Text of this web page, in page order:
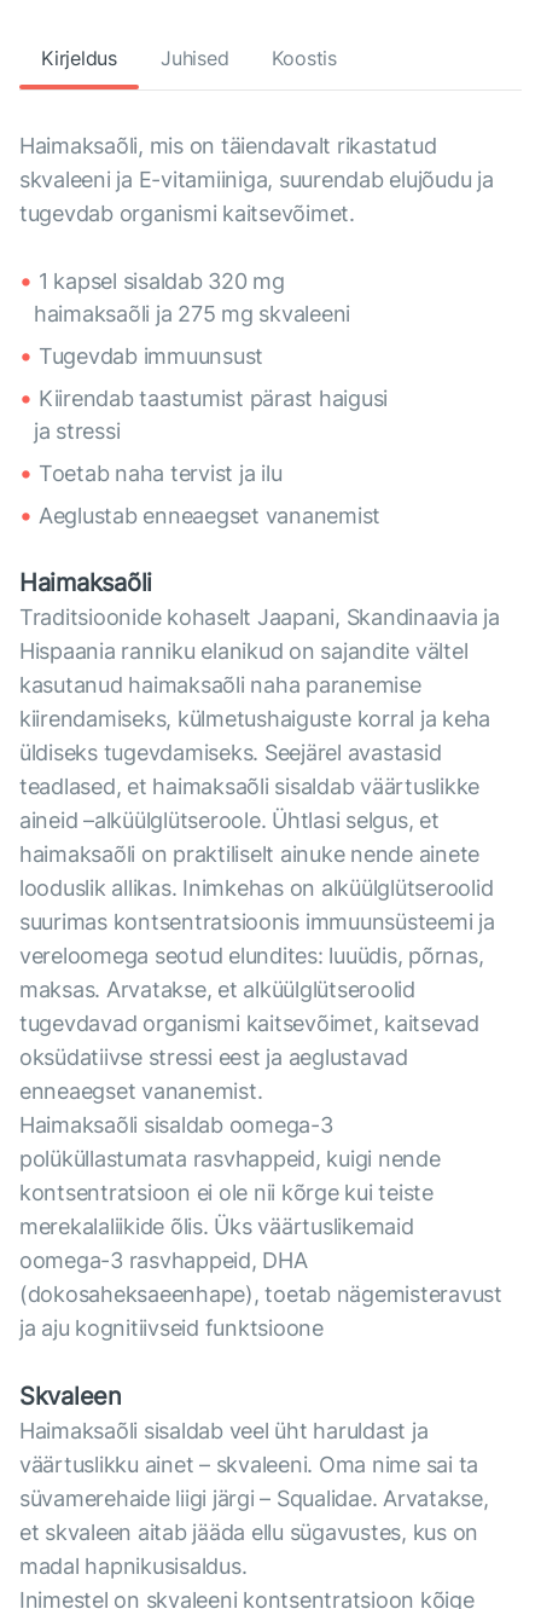
Kirjeldus Juhised Koostis
Haimaksaõli, mis on täiendavalt rikastatud
skvaleeni ja E-vitamiiniga, suurendab elujõudu ja
tugevdab organismi kaitsevõimet.
1 kapsel sisaldab 320 mg
haimaksaõli ja 275 mg skvaleeni
Tugevdab immuunsust
Kiirendab taastumist pärast haigusi
ja stressi
Toetab naha tervist ja ilu
Aeglustab enneaegset vananemist
Haimaksaõli
Traditsioonide kohaselt Jaapani, Skandinaavia ja
Hispaania ranniku elanikud on sajandite vältel
kasutanud haimaksaõli naha paranemise
kiirendamiseks, külmetushaiguste korral ja keha
üldiseks tugevdamiseks. Seejärel avastasid
teadlased, et haimaksaõli sisaldab väärtuslikke
aineid –alküülglütseroole. Ühtlasi selgus, et
haimaksaõli on praktiliselt ainuke nende ainete
looduslik allikas. Inimkehas on alküülglütseroolid
suurimas kontsentratsioonis immuunsüsteemi ja
vereloomega seotud elundites: luuüdis, põrnas,
maksas. Arvatakse, et alküülglütseroolid
tugevdavad organismi kaitsevõimet, kaitsevad
oksüdatiivse stressi eest ja aeglustavad
enneaegset vananemist.
Haimaksaõli sisaldab oomega-3
polüküllastumata rasvhappeid, kuigi nende
kontsentratsioon ei ole nii kõrge kui teiste
merekalaliikide õlis. Üks väärtuslikemaid
oomega-3 rasvhappeid, DHA
(dokosaheksaeenhape), toetab nägemisteravust
ja aju kognitiivseid funktsioone
Skvaleen
Haimaksaõli sisaldab veel üht haruldast ja
väärtuslikku ainet – skvaleeni. Oma nime sai ta
süvamerehaide liigi järgi – Squalidae. Arvatakse,
et skvaleen aitab jääda ellu sügavustes, kus on
madal hapnikusisaldus.
Inimestel on skvaleeni kontsentratsioon kõige